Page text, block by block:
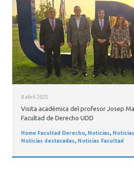
8 abril 2025
Visita académica del profesor Josep
Facultad de Derecho UDD
Home Facultad Derecho, Noticias, Noticias
Noticias destacadas, Noticias Facultad